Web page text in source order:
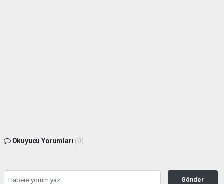
Okuyucu Yorumları (0)
Gönder